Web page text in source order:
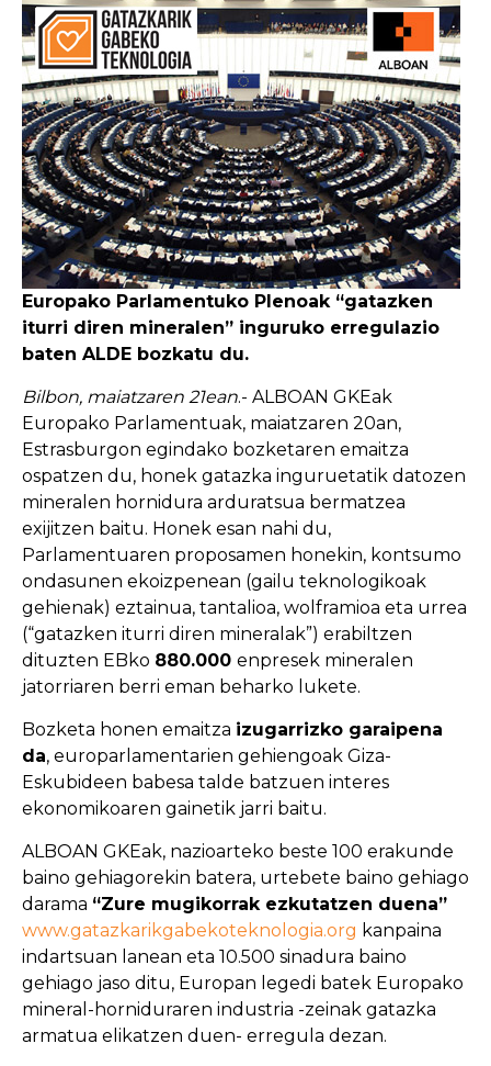
Europako Parlamentuko Plenoak “gatazken
iturri diren mineralen” inguruko erregulazio
baten ALDE bozkatu du.
Bilbon, maiatzaren 21ean.- ALBOAN GKEak
Europako Parlamentuak, maiatzaren 20an,
Estrasburgon egindako bozketaren emaitza
ospatzen du, honek gatazka inguruetatik datozen
mineralen hornidura arduratsua bermatzea
exijitzen baitu. Honek esan nahi du,
Parlamentuaren proposamen honekin, kontsumo
ondasunen ekoizpenean (gailu teknologikoak
gehienak) eztainua, tantalioa, wolframioa eta urrea
(“gatazken iturri diren mineralak”) erabiltzen
dituzten EBko 880.000 enpresek mineralen
jatorriaren berri eman beharko lukete.
Bozketa honen emaitza izugarrizko garaipena
da, europarlamentarien gehiengoak Giza-
Eskubideen babesa talde batzuen interes
ekonomikoaren gainetik jarri baitu.
ALBOAN GKEak, nazioarteko beste 100 erakunde
baino gehiagorekin batera, urtebete baino gehiago
darama “Zure mugikorrak ezkutatzen duena”
www.gatazkarikgabekoteknologia.org kanpaina
indartsuan lanean eta 10.500 sinadura baino
gehiago jaso ditu, Europan legedi batek Europako
mineral-horniduraren industria -zeinak gatazka
armatua elikatzen duen- erregula dezan.